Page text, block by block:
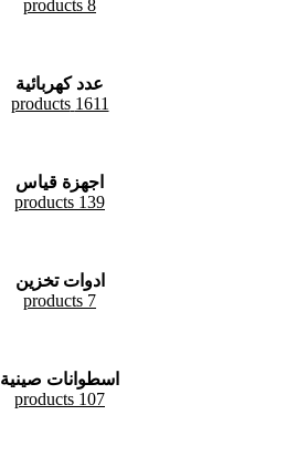
8 products
عدد كهربائية
1611 products
اجهزة قياس
139 products
ادوات تخزين
7 products
اسطوانات صينية
107 products